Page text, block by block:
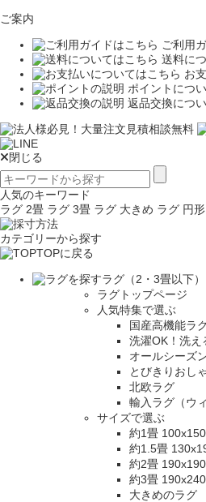
ご案内
ご利用
送料に
お
ポイントにつ
返品交換につ
閉じる
人気のキーワード
ラグ 2畳 ラグ 3畳 ラグ 大きめ ラグ 円形
カテゴリーから探す
TOPに戻る
ラグ（2・3畳以下）
ラグトップページ
人気特集で選ぶ
国産高機能ラ
洗濯OK！洗え
オールシーズ
とびきりおし
北欧ラグ
輸入ラグ（ウ
サイズで選ぶ
約1畳
約1.5畳
約2畳
約3畳
大きめのラグ